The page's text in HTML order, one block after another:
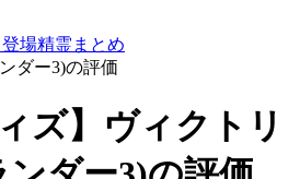
場精霊まとめ
ダー3)の評価
ズ】ヴィクトリ